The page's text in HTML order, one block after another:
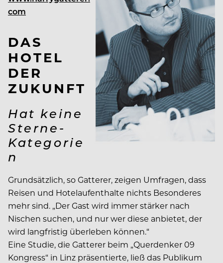
com
DAS
HOTEL
DER
ZUKUNFT
Hat keine
Sterne-
Kategorie
n
Grundsätzlich, so Gatterer, zeigen Umfragen, dass
Reisen und Hotelaufenthalte nichts Besonderes
mehr sind. „Der Gast wird immer stärker nach
Nischen suchen, und nur wer diese anbietet, der
wird langfristig überleben können.“
Eine Studie, die Gatterer beim „Querdenker 09
Kongress“ in Linz präsentierte, ließ das Publikum